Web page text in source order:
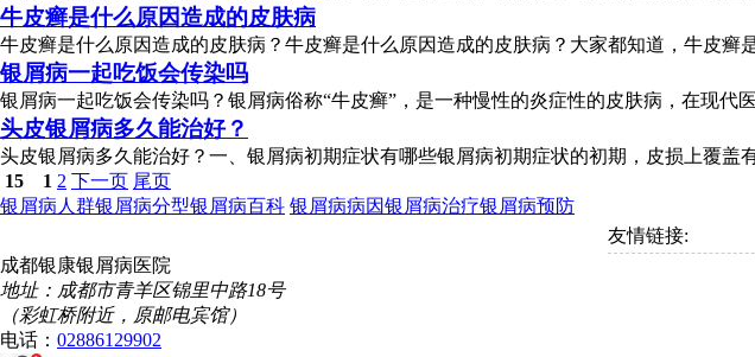
牛皮癣是什么原因造成的皮肤病
牛皮癣是什么原因造成的皮肤病？牛皮癣是什么原因造成的皮肤病？大家都知道，牛皮癣
银屑病一起吃饭会传染吗
银屑病一起吃饭会传染吗？银屑病俗称“牛皮癣”，是一种慢性的炎症性的皮肤病，在现代
头皮银屑病多久能治好？
头皮银屑病多久能治好？一、银屑病初期症状有哪些银屑病初期症状的初期，皮损上覆盖
15
1 2 下一页 尾页
银屑病人群银屑病分型银屑病百科 银屑病病因银屑病治疗银屑病预防
友情链接:
成都银康银屑病医院
地址：成都市青羊区锦里中路18号
（彩虹桥附近，原邮电宾馆）
电话： 02886129902